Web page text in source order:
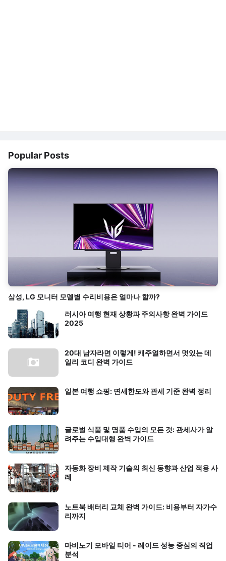
Popular Posts
삼성, LG 모니터 모델별 수리비용은 얼마나 할까?
러시아 여행 현재 상황과 주의사항 완벽 가이드
2025
20대 남자라면 이렇게! 캐주얼하면서 멋있는 데
일리 코디 완벽 가이드
일본 여행 쇼핑: 면세한도와 관세 기준 완벽 정리
글로벌 식품 및 명품 수입의 모든 것: 관세사가 알
려주는 수입대행 완벽 가이드
자동화 장비 제작 기술의 최신 동향과 산업 적용 사
례
노트북 배터리 교체 완벽 가이드: 비용부터 자가수
리까지
마비노기 모바일 티어 - 레이드 성능 중심의 직업
분석